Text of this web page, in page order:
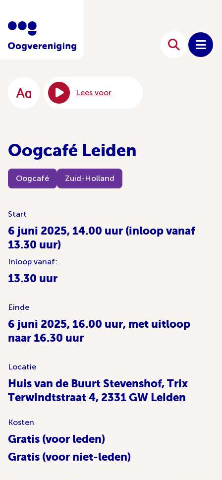
Lees voor
Oogcafé Leiden
Oogcafé Zuid-Holland
Start
6 juni 2025, 14.00 uur (inloop vanaf
13.30 uur)
Inloop vanaf:
13.30 uur
Einde
6 juni 2025, 16.00 uur, met uitloop
naar 16.30 uur
Locatie
Huis van de Buurt Stevenshof, Trix
Terwindtstraat 4, 2331 GW Leiden
Kosten
Gratis (voor leden)
Gratis (voor niet-leden)